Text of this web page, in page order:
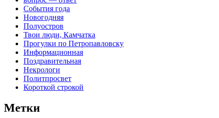
События года
Новогодняя
Полуостров
Твои люди, Камчатка
Прогулки по Петропавловску
Информационная
Поздравительная
Некрологи
Политпросвет
Короткой строкой
Метки